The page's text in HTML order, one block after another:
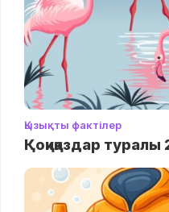
Қызықты фактілер
Қоқиқаздар туралы